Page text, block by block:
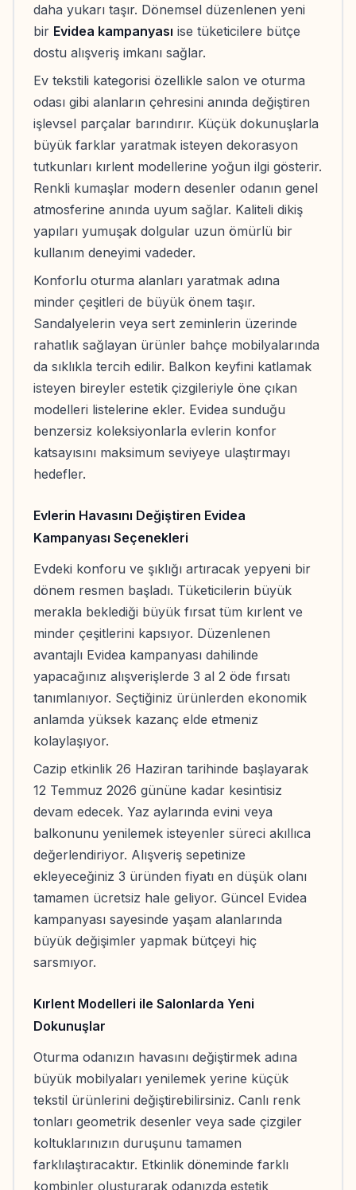
daha yukarı taşır. Dönemsel düzenlenen yeni
bir Evidea kampanyası ise tüketicilere bütçe
dostu alışveriş imkanı sağlar.
Ev tekstili kategorisi özellikle salon ve oturma
odası gibi alanların çehresini anında değiştiren
işlevsel parçalar barındırır. Küçük dokunuşlarla
büyük farklar yaratmak isteyen dekorasyon
tutkunları kırlent modellerine yoğun ilgi gösterir.
Renkli kumaşlar modern desenler odanın genel
atmosferine anında uyum sağlar. Kaliteli dikiş
yapıları yumuşak dolgular uzun ömürlü bir
kullanım deneyimi vadeder.
Konforlu oturma alanları yaratmak adına
minder çeşitleri de büyük önem taşır.
Sandalyelerin veya sert zeminlerin üzerinde
rahatlık sağlayan ürünler bahçe mobilyalarında
da sıklıkla tercih edilir. Balkon keyfini katlamak
isteyen bireyler estetik çizgileriyle öne çıkan
modelleri listelerine ekler. Evidea sunduğu
benzersiz koleksiyonlarla evlerin konfor
katsayısını maksimum seviyeye ulaştırmayı
hedefler.
Evlerin Havasını Değiştiren Evidea
Kampanyası Seçenekleri
Evdeki konforu ve şıklığı artıracak yepyeni bir
dönem resmen başladı. Tüketicilerin büyük
merakla beklediği büyük fırsat tüm kırlent ve
minder çeşitlerini kapsıyor. Düzenlenen
avantajlı Evidea kampanyası dahilinde
yapacağınız alışverişlerde 3 al 2 öde fırsatı
tanımlanıyor. Seçtiğiniz ürünlerden ekonomik
anlamda yüksek kazanç elde etmeniz
kolaylaşıyor.
Cazip etkinlik 26 Haziran tarihinde başlayarak
12 Temmuz 2026 gününe kadar kesintisiz
devam edecek. Yaz aylarında evini veya
balkonunu yenilemek isteyenler süreci akıllıca
değerlendiriyor. Alışveriş sepetinize
ekleyeceğiniz 3 üründen fiyatı en düşük olanı
tamamen ücretsiz hale geliyor. Güncel Evidea
kampanyası sayesinde yaşam alanlarında
büyük değişimler yapmak bütçeyi hiç
sarsmıyor.
Kırlent Modelleri ile Salonlarda Yeni
Dokunuşlar
Oturma odanızın havasını değiştirmek adına
büyük mobilyaları yenilemek yerine küçük
tekstil ürünlerini değiştirebilirsiniz. Canlı renk
tonları geometrik desenler veya sade çizgiler
koltuklarınızın duruşunu tamamen
farklılaştıracaktır. Etkinlik döneminde farklı
kombinler oluşturarak odanızda estetik